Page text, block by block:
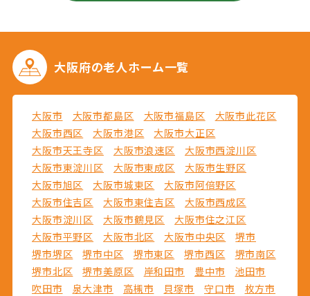
大阪府の老人ホーム一覧
大阪市 大阪市都島区 大阪市福島区
大阪市此花区
大阪市西区
大阪市港区
大阪市大正区
大阪市天王寺区
大阪市浪速区
大阪市西淀川区
大阪市東淀川区
大阪市東成区
大阪市生野区
大阪市旭区
大阪市城東区
大阪市阿倍野区
大阪市住吉区
大阪市東住吉区
大阪市西成区
大阪市淀川区
大阪市鶴見区
大阪市住之江区
大阪市平野区
大阪市北区 大阪市中央区
堺市
堺市堺区
堺市中区 堺市東区 堺市西区
堺市南区
堺市北区
堺市美原区 岸和田市 豊中市
池田市
吹田市
泉大津市 高槻市 貝塚市 守口市
枚方市